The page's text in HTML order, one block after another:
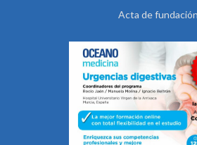
Acta de fundación